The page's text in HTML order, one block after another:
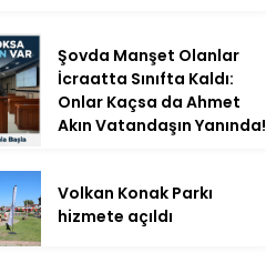
Şovda Manşet Olanlar
İcraatta Sınıfta Kaldı:
Onlar Kaçsa da Ahmet
Akın Vatandaşın Yanında!
Volkan Konak Parkı
hizmete açıldı